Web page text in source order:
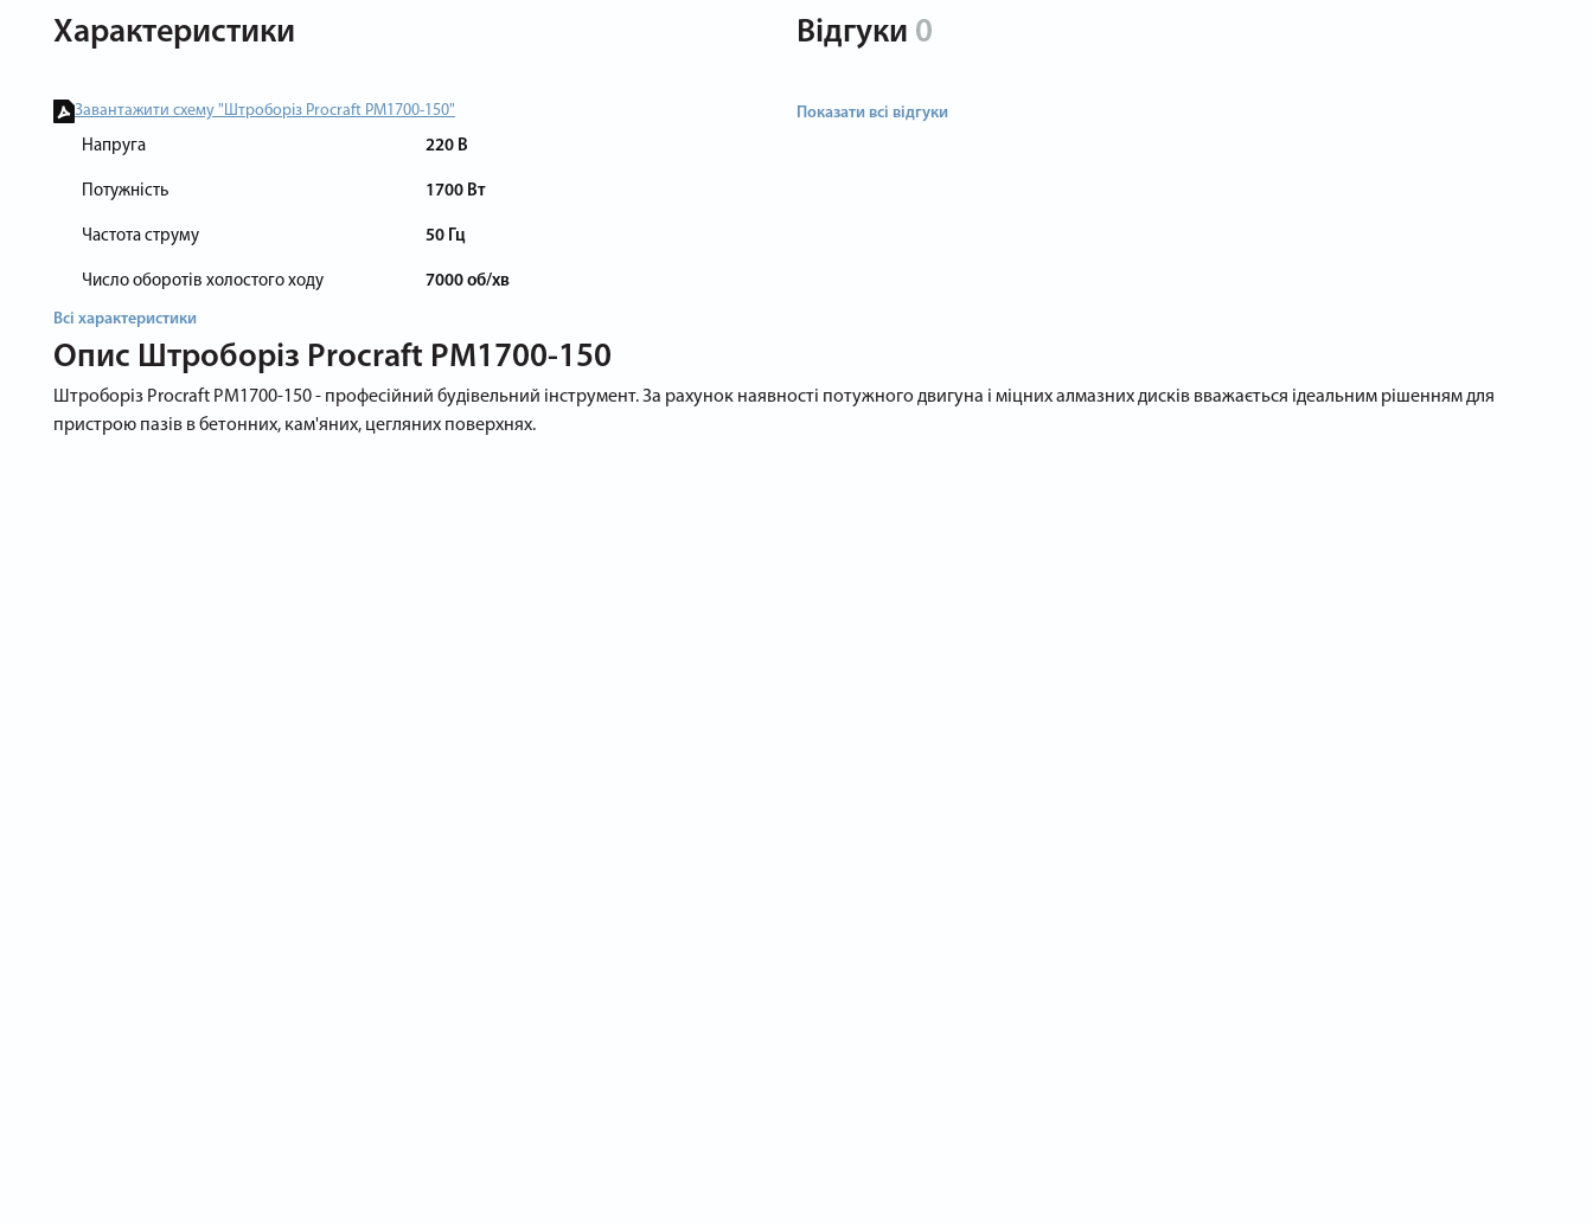
Характеристики
Завантажити схему "Штроборіз Procraft PM1700-150"
Напруга
220 В
Потужність 1700 Вт
Частота струму 50 Гц
Число оборотів холостого ходу 7000 об/хв
Всі характеристики
Відгуки 0
Показати всі відгуки
Опис Штроборіз Procraft PM1700-150
Штроборіз Procraft PM1700-150 - професійний будівельний інструмент. За рахунок наявності потужного двигуна і міцних алмазних дисків вважається ідеальним рішенням для
пристрою пазів в бетонних, кам'яних, цегляних поверхнях.